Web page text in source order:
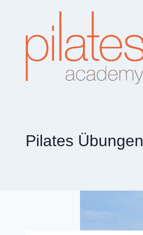
springen
Pilates Übungen